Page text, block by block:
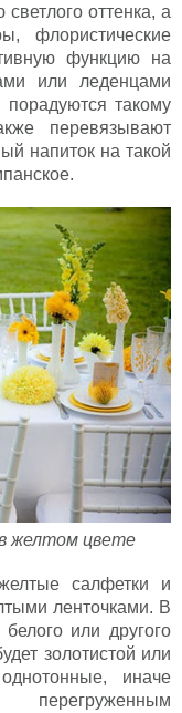
оттенка, а
флористические
функцию на
или леденцами
порадуются такому
перевязывают
напиток на такой
желтом цвете
салфетки и
ленточками. В
или другого
золотистой или
иначе